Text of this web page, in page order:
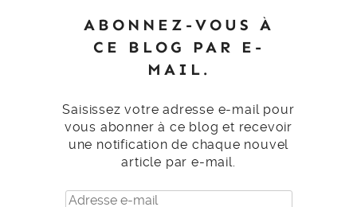
ABONNEZ-VOUS À
CE BLOG PAR E-
MAIL.
Saisissez votre adresse e-mail pour
vous abonner à ce blog et recevoir
une notification de chaque nouvel
article par e-mail.
Adresse